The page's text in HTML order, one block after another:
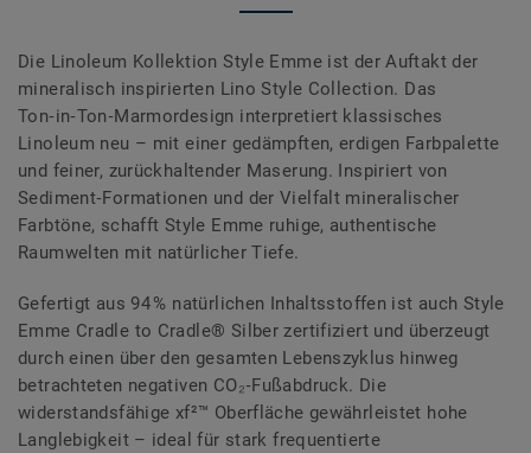
Die Linoleum Kollektion Style Emme ist der Auftakt der
mineralisch inspirierten Lino Style Collection. Das
Ton‑in‑Ton‑Marmordesign interpretiert klassisches
Linoleum neu – mit einer gedämpften, erdigen Farbpalette
und feiner, zurückhaltender Maserung. Inspiriert von
Sediment‑Formationen und der Vielfalt mineralischer
Farbtöne, schafft Style Emme ruhige, authentische
Raumwelten mit natürlicher Tiefe.
Gefertigt aus 94 % natürlichen Inhaltsstoffen ist auch Style
Emme Cradle to Cradle® Silber zertifiziert und überzeugt
durch einen über den gesamten Lebenszyklus hinweg
betrachteten negativen CO₂‑Fußabdruck. Die
widerstandsfähige xf²™ Oberfläche gewährleistet hohe
Langlebigkeit – ideal für stark frequentierte